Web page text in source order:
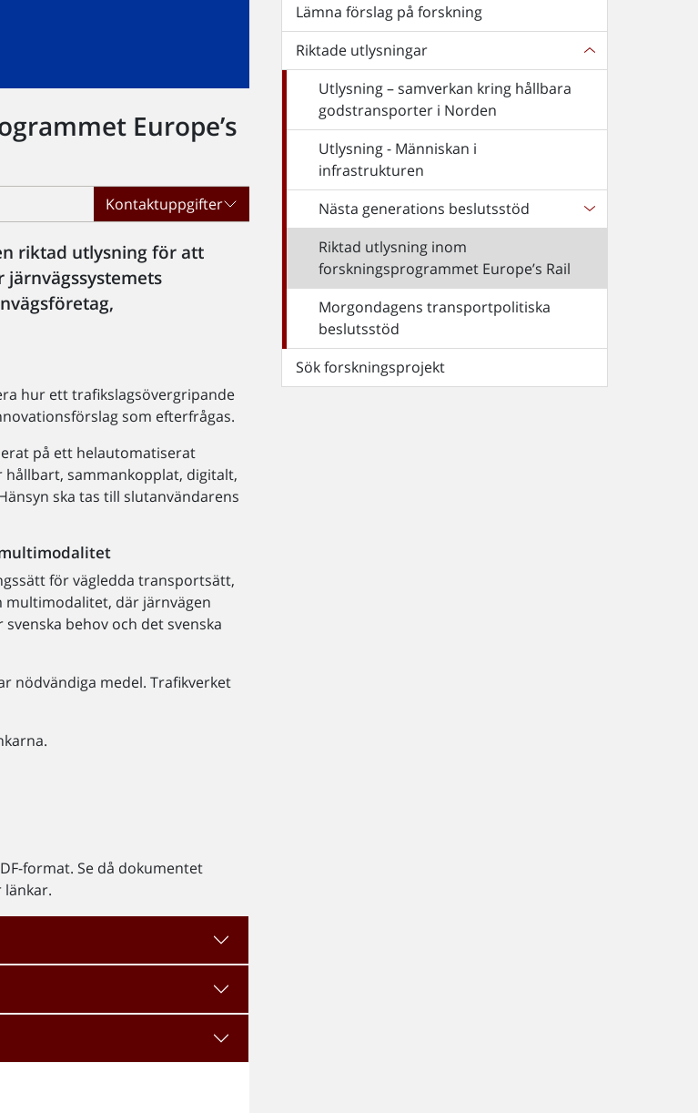
Europe’s
Kontaktuppgifter
riktad utlysning för att
hur ett trafikslagsövergripande
som efterfrågas.
på ett helautomatiserat
sammankopplat, digitalt,
ska tas till slutanvändarens
för vägledda transportsätt,
multimodalitet, där järnvägen
behov och det svenska
nödvändiga medel. Trafikverket
format. Se då dokumentet
länkar.
Lämna förslag på forskning
Riktade utlysningar
Utlysning – samverkan kring hållbara
godstransporter i Norden
Utlysning - Människan i
infrastrukturen
Nästa generations beslutsstöd
Riktad utlysning inom
forskningsprogrammet Europe’s Rail
Morgondagens transportpolitiska
beslutsstöd
Sök forskningsprojekt